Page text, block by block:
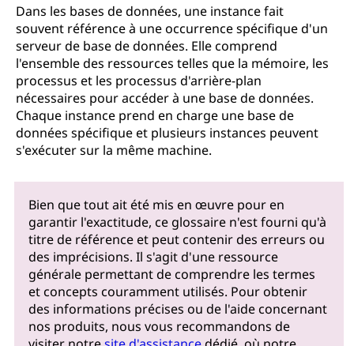
Dans les bases de données, une instance fait
souvent référence à une occurrence spécifique d'un
serveur de base de données. Elle comprend
l'ensemble des ressources telles que la mémoire, les
processus et les processus d'arrière-plan
nécessaires pour accéder à une base de données.
Chaque instance prend en charge une base de
données spécifique et plusieurs instances peuvent
s'exécuter sur la même machine.
Bien que tout ait été mis en œuvre pour en
garantir l'exactitude, ce glossaire n'est fourni qu'à
titre de référence et peut contenir des erreurs ou
des imprécisions. Il s'agit d'une ressource
générale permettant de comprendre les termes
et concepts couramment utilisés. Pour obtenir
des informations précises ou de l'aide concernant
nos produits, nous vous recommandons de